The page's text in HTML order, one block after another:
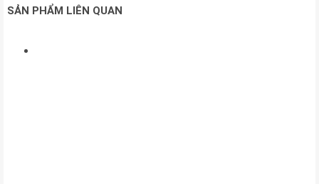
SẢN PHẨM LIÊN QUAN